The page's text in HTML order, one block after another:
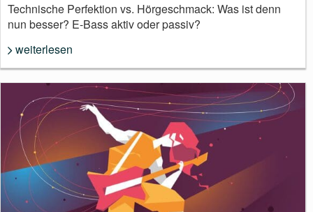
Technische Perfektion vs. Hörgeschmack: Was ist denn
nun besser? E-Bass aktiv oder passiv?
weiterlesen